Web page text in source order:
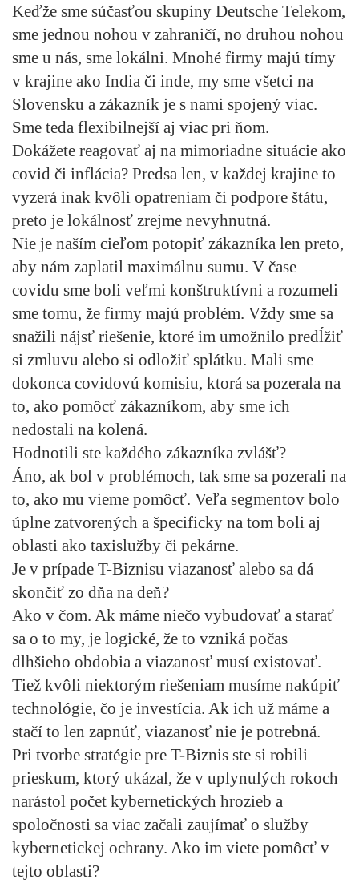
Keďže sme súčasťou skupiny Deutsche Telekom,
sme jednou nohou v zahraničí, no druhou nohou
sme u nás, sme lokálni. Mnohé firmy majú tímy
v krajine ako India či inde, my sme všetci na
Slovensku a zákazník je s nami spojený viac.
Sme teda flexibilnejší aj viac pri ňom.
Dokážete reagovať aj na mimoriadne situácie ako
covid či inflácia? Predsa len, v každej krajine to
vyzerá inak kvôli opatreniam či podpore štátu,
preto je lokálnosť zrejme nevyhnutná.
Nie je naším cieľom potopiť zákazníka len preto,
aby nám zaplatil maximálnu sumu. V čase
covidu sme boli veľmi konštruktívni a rozumeli
sme tomu, že firmy majú problém. Vždy sme sa
snažili nájsť riešenie, ktoré im umožnilo predĺžiť
si zmluvu alebo si odložiť splátku. Mali sme
dokonca covidovú komisiu, ktorá sa pozerala na
to, ako pomôcť zákazníkom, aby sme ich
nedostali na kolená.
Hodnotili ste každého zákazníka zvlášť?
Áno, ak bol v problémoch, tak sme sa pozerali na
to, ako mu vieme pomôcť. Veľa segmentov bolo
úplne zatvorených a špecificky na tom boli aj
oblasti ako taxislužby či pekárne.
Je v prípade T-Biznisu viazanosť alebo sa dá
skončiť zo dňa na deň?
Ako v čom. Ak máme niečo vybudovať a starať
sa o to my, je logické, že to vzniká počas
dlhšieho obdobia a viazanosť musí existovať.
Tiež kvôli niektorým riešeniam musíme nakúpiť
technológie, čo je investícia. Ak ich už máme a
stačí to len zapnúť, viazanosť nie je potrebná.
Pri tvorbe stratégie pre T-Biznis ste si robili
prieskum, ktorý ukázal, že v uplynulých rokoch
narástol počet kybernetických hrozieb a
spoločnosti sa viac začali zaujímať o služby
kybernetickej ochrany. Ako im viete pomôcť v
tejto oblasti?